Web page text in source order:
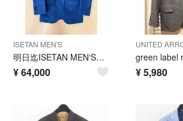
ISETAN MEN'S
明日迄ISETAN MEN‘Sフルオーダー仕立スーツ ネイビー 42～44背抜き
¥64,000 ¥5,980